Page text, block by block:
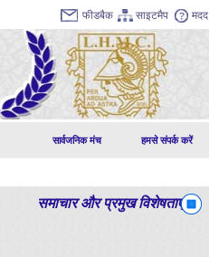
फीडबैक साइटमैप मदद
सार्वजनिक मंच हमसे संपर्क करें
समाचार और प्रमुख विशेषताएं